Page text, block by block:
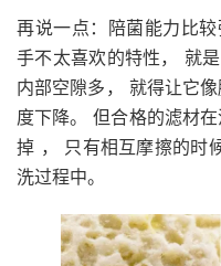
再说一点：陪菌能力比
手不太喜欢的特性， 就
内部空隙多， 就得让它
度下降。 但合格的滤材
掉 ， 只有相互摩擦的时
洗过程中。